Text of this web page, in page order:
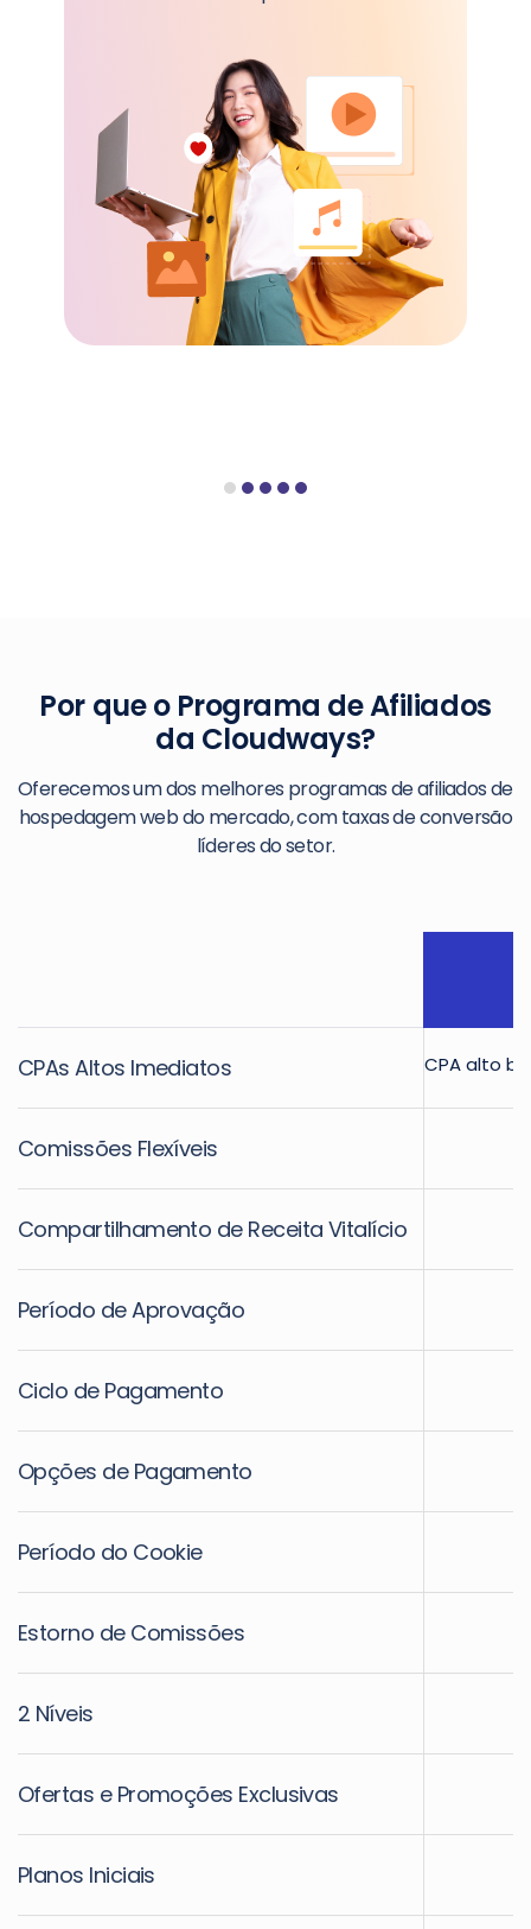
Por que o Programa de Afiliados
da Cloudways?
Oferecemos um dos melhores programas de afiliados de
hospedagem web do mercado, com taxas de conversão
líderes do setor.
CPAs Altos Imediatos CPA alto
Comissões Flexíveis
Compartilhamento de Receita Vitalício
Período de Aprovação
Ciclo de Pagamento
Opções de Pagamento
Período do Cookie
Estorno de Comissões
2 Níveis
Ofertas e Promoções Exclusivas
Planos Iniciais